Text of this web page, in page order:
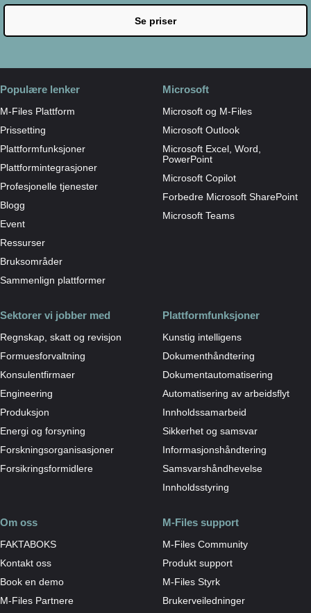
Se priser
Populære lenker
M-Files Plattform
Prissetting
Plattformfunksjoner
Plattformintegrasjoner
Profesjonelle tjenester
Blogg
Event
Ressurser
Bruksområder
Sammenlign plattformer
Microsoft
Microsoft og M-Files
Microsoft Outlook
Microsoft Excel, Word,
PowerPoint
Microsoft Copilot
Forbedre Microsoft SharePoint
Microsoft Teams
Sektorer vi jobber med
Regnskap, skatt og revisjon
Formuesforvaltning
Konsulentfirmaer
Engineering
Produksjon
Energi og forsyning
Forskningsorganisasjoner
Forsikringsformidlere
Plattformfunksjoner
Kunstig intelligens
Dokumenthåndtering
Dokumentautomatisering
Automatisering av arbeidsflyt
Innholdssamarbeid
Sikkerhet og samsvar
Informasjonshåndtering
Samsvarshåndhevelse
Innholdsstyring
Om oss
FAKTABOKS
Kontakt oss
Book en demo
M-Files Partnere
M-Files support
M-Files Community
Produkt support
M-Files Styrk
Brukerveiledninger